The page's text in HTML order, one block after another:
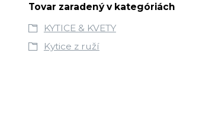
Tovar zaradený v kategóriách
KYTICE & KVETY
Kytice z ruží